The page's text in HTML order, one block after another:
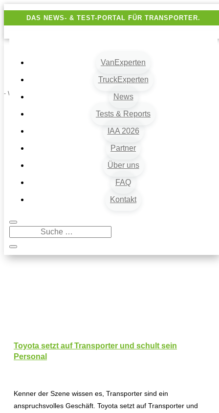
DAS NEWS- & TEST-PORTAL FÜR TRANSPORTER.
VanExperten
TruckExperten
News
Tests & Reports
IAA 2026
Partner
Über uns
FAQ
Kontakt
- Werbung -
Toyota setzt auf Transporter und schult sein
Personal
Kenner der Szene wissen es, Transporter sind ein
anspruchsvolles Geschäft. Toyota setzt auf Transporter und